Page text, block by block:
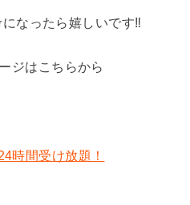
なったら嬉しいです‼︎
ジはこちらから
時間受け放題！